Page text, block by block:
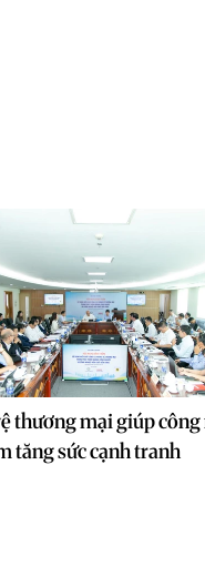
thương mại giúp
tăng sức cạnh tranh